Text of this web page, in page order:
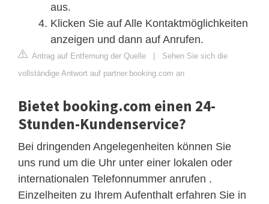
aus.
Klicken Sie auf Alle Kontaktmöglichkeiten
anzeigen und dann auf Anrufen.
Antrag auf Entfernung der Quelle | Sehen Sie sich die
vollständige Antwort auf partner.booking.com an
Bietet booking.com einen 24-
Stunden-Kundenservice?
Bei dringenden Angelegenheiten können Sie
uns rund um die Uhr unter einer lokalen oder
internationalen Telefonnummer anrufen .
Einzelheiten zu Ihrem Aufenthalt erfahren Sie in